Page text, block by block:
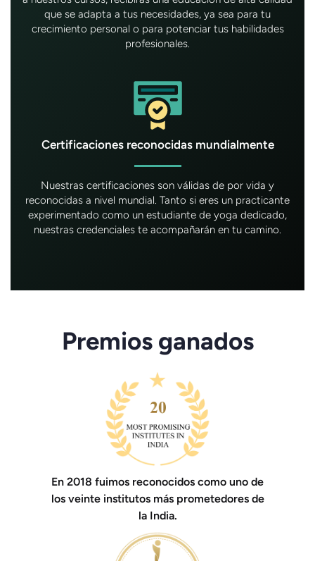
que se adapta a tus necesidades, ya sea para tu
crecimiento personal o para potenciar tus habilidades
profesionales.
Certificaciones reconocidas mundialmente
Nuestras certificaciones son válidas de por vida y
reconocidas a nivel mundial. Tanto si eres un practicante
experimentado como un estudiante de yoga dedicado,
nuestras credenciales te acompañarán en tu camino.
Premios ganados
En 2018 fuimos reconocidos como uno de
los veinte institutos más prometedores de
la India.